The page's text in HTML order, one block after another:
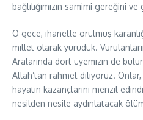
bağlılığımızın samimi gereğini
O gece, ihanetle örülmüş
millet olarak yürüdük.
Aralarında dört üyemizin de
Allah’tan rahmet diliyoruz.
hayatın kazançlarını menzil
nesilden nesile aydınlatacak